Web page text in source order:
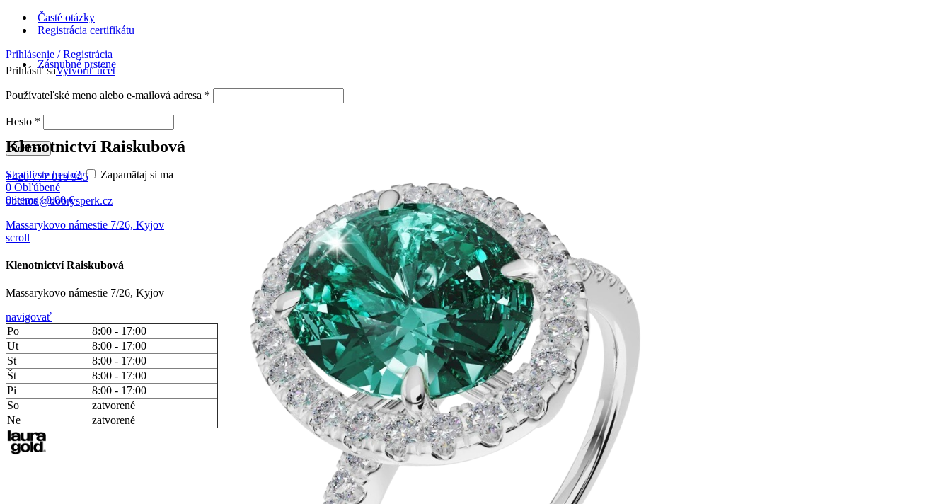
Časté otázky
Registrácia certifikátu
Prihlásenie / Registrácia
Prihlásiť saVytvoriť účet
Používateľské meno alebo e-mailová adresa *
Heslo *
Prihlásiť
Stratili ste heslo?
Zapamätaj si ma
0 Obľúbené
0items / 0,00€
Zásnubné prstene
Klenotnictví Raiskubová
+420 777 019 945
obchod@dobrysperk.cz
Massarykovo námestie 7/26, Kyjov
scroll
Klenotnictví Raiskubová
Massarykovo námestie 7/26, Kyjov
navigovať
Po
8:00 - 17:00
Ut
8:00 - 17:00
St
8:00 - 17:00
Št
8:00 - 17:00
Pi
8:00 - 17:00
So
zatvorené
Ne
zatvorené